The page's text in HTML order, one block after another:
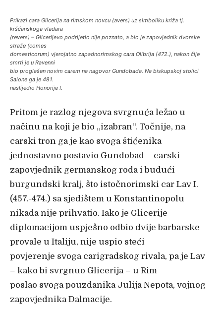
Prikazi cara Glicerija na rimskom novcu (avers) uz simboliku križa tj.
kršćanskoga vladara
(revers) – Glicerijevo podrijetlo nije poznato, a bio je zapovjednik dvorske
straže (comes
domesticorum) vjerojatno zapadnorimskog cara Olibrija (472.), nakon čije
smrti je u Ravenni
bio proglašen novim carem na nagovor Gundobada. Na biskupskoj stolici
Salone ga je 481.
naslijedio Honorije I.
Pritom je razlog njegova svrgnuća ležao u
načinu na koji je bio „izabran“. Točnije, na
carski tron ga je kao svoga štićenika
jednostavno postavio Gundobad – carski
zapovjednik germanskog roda i budući
burgundski kralj, što istočnorimski car Lav I.
(457.-474.) sa sjedištem u Konstantinopolu
nikada nije prihvatio. Iako je Glicerije
diplomacijom uspješno odbio dvije barbarske
provale u Italiju, nije uspio steći
povjerenje svoga carigradskog rivala, pa je Lav
– kako bi svrgnuo Glicerija – u Rim
poslao svoga pouzdanika Julija Nepota, vojnog
zapovjednika Dalmacije.